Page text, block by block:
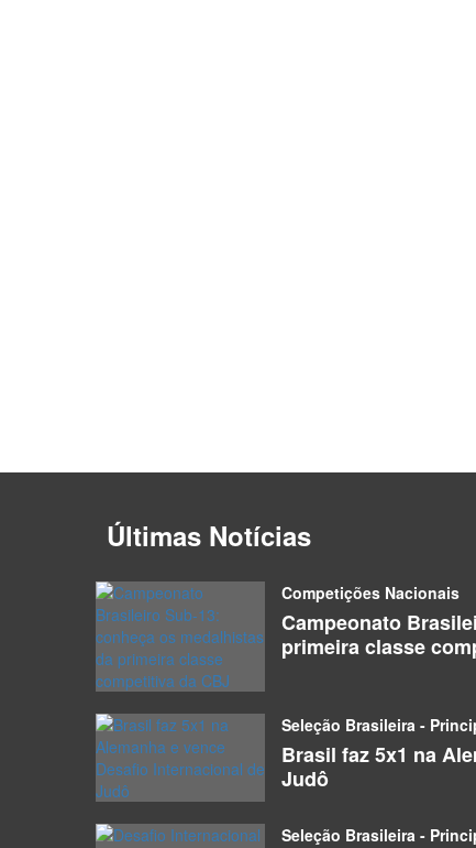
Últimas Notícias
Competições Nacionais
Campeonato
primeira classe
Seleção Brasileira -
Brasil faz 5x1 na
Judô
Seleção Brasileira -